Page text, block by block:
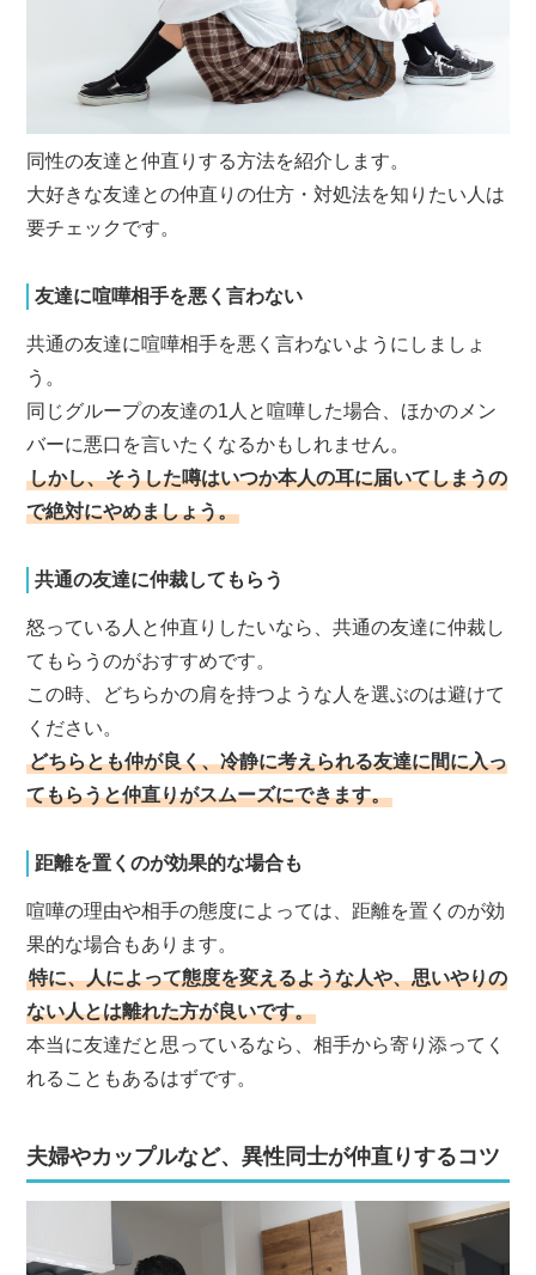
同性の友達と仲直りする方法を紹介します。
大好きな友達との仲直りの仕方・対処法を知りたい人は
要チェックです。
友達に喧嘩相手を悪く言わない
共通の友達に喧嘩相手を悪く言わないようにしましょ
う。
同じグループの友達の1人と喧嘩した場合、ほかのメン
バーに悪口を言いたくなるかもしれません。
しかし、そうした噂はいつか本人の耳に届いてしまうの
で絶対にやめましょう。
共通の友達に仲裁してもらう
怒っている人と仲直りしたいなら、共通の友達に仲裁し
てもらうのがおすすめです。
この時、どちらかの肩を持つような人を選ぶのは避けて
ください。
どちらとも仲が良く、冷静に考えられる友達に間に入っ
てもらうと仲直りがスムーズにできます。
距離を置くのが効果的な場合も
喧嘩の理由や相手の態度によっては、距離を置くのが効
果的な場合もあります。
特に、人によって態度を変えるような人や、思いやりの
ない人とは離れた方が良いです。
本当に友達だと思っているなら、相手から寄り添ってく
れることもあるはずです。
夫婦やカップルなど、異性同士が仲直りするコツ